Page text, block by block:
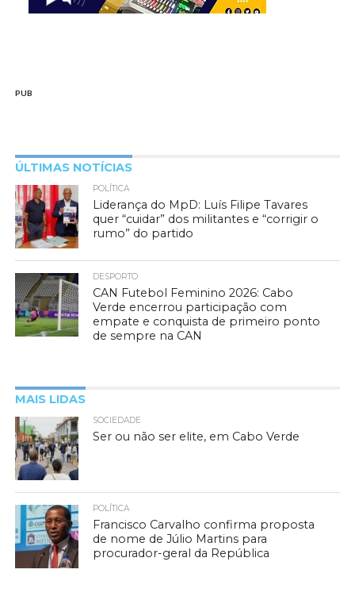
PUB
ÚLTIMAS NOTÍCIAS
POLÍTICA
Liderança do MpD: Luís Filipe Tavares
quer “cuidar” dos militantes e “corrigir o
rumo” do partido
DESPORTO
CAN Futebol Feminino 2026: Cabo
Verde encerrou participação com
empate e conquista de primeiro ponto
de sempre na CAN
MAIS LIDAS
SOCIEDADE
Ser ou não ser elite, em Cabo Verde
POLÍTICA
Francisco Carvalho confirma proposta
de nome de Júlio Martins para
procurador-geral da República